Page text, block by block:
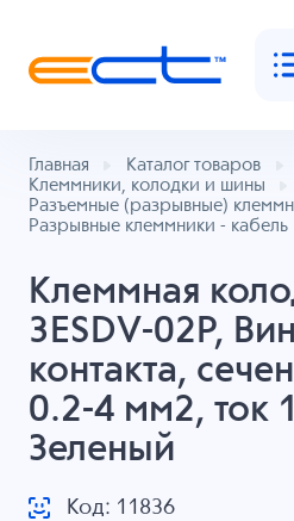
Главная
Каталог товаров
Клеммники, колодки и шины
Разъемные (разрывные)
Разрывные клеммники - кабель
Клеммная
3ESDV-02P,
контакта,
0.2-4 мм2, ток
Зеленый
Код: 11836